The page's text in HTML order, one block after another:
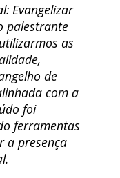
Evangelizar
palestrante
as
de
com a
foi
ferramentas
a presença